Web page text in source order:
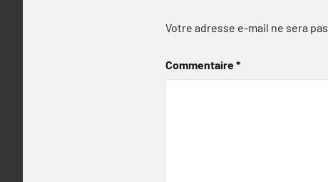
Votre adresse e-mail ne sera
Commentaire*